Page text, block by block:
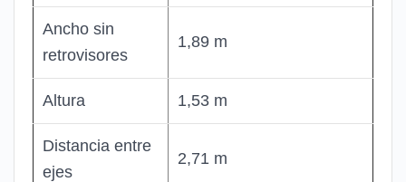
Ancho sin
retrovisores
1,89 m
Altura 1,53 m
Distancia entre
ejes
2,71 m